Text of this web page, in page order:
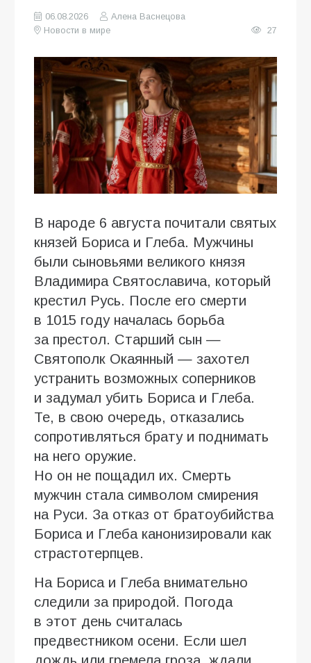
06.08.2026
Алена Васнецова
Новости в мире
27
В народе 6 августа почитали святых
князей Бориса и Глеба. Мужчины
были сыновьями великого князя
Владимира Святославича, который
крестил Русь. После его смерти
в 1015 году началась борьба
за престол. Старший сын —
Святополк Окаянный — захотел
устранить возможных соперников
и задумал убить Бориса и Глеба.
Те, в свою очередь, отказались
сопротивляться брату и поднимать
на него оружие.
Но он не пощадил их. Смерть
мужчин стала символом смирения
на Руси. За отказ от братоубийства
Бориса и Глеба канонизировали как
страстотерпцев.
На Бориса и Глеба внимательно
следили за природой. Погода
в этот день считалась
предвестником осени. Если шел
дождь или гремела гроза, ждали